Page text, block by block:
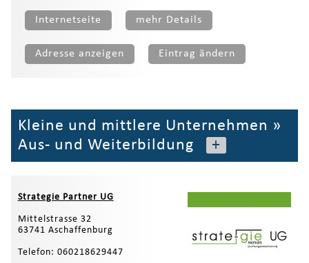
Internetseite mehr Details
Adresse anzeigen Eintrag ändern
Kleine und mittlere Unternehmen »
Aus- und Weiterbildung
+
Strategie Partner UG
Mittelstrasse 32
63741 Aschaffenburg
Telefon: 060218629447